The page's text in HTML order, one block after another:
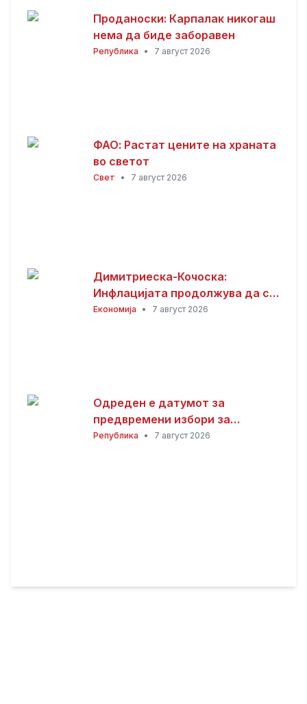
Проданоски: Карпалак никогаш
нема да биде заборавен
Република • 7 август 2026
ФАО: Растат цените на храната
во светот
Свет • 7 август 2026
Димитриеска-Кочоска:
Инфлацијата продолжува да се
намалува
Економија • 7 август 2026
Одреден е датумот за
предвремени избори за
градоначалник на Општина
Република • 7 август 2026